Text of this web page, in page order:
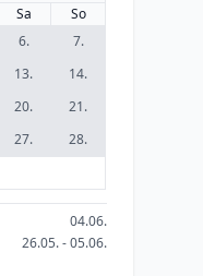
Sa
So
6.
7.
13.
14.
20.
21.
27.
28.
04.06.
26.05. - 05.06.